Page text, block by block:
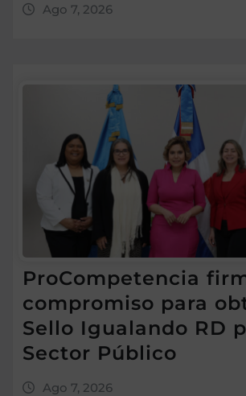
Ago 7, 2026
ProCompetencia
compromiso para
Sello Igualando RD
Sector Público
Ago 7, 2026